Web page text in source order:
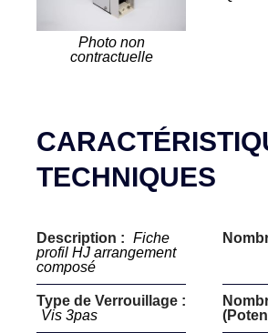
Photo non
contractuelle
TECHNIQUES
Description : Fiche
profil HJ arrangement
composé
Type de Verrouillage :
Vis 3pas